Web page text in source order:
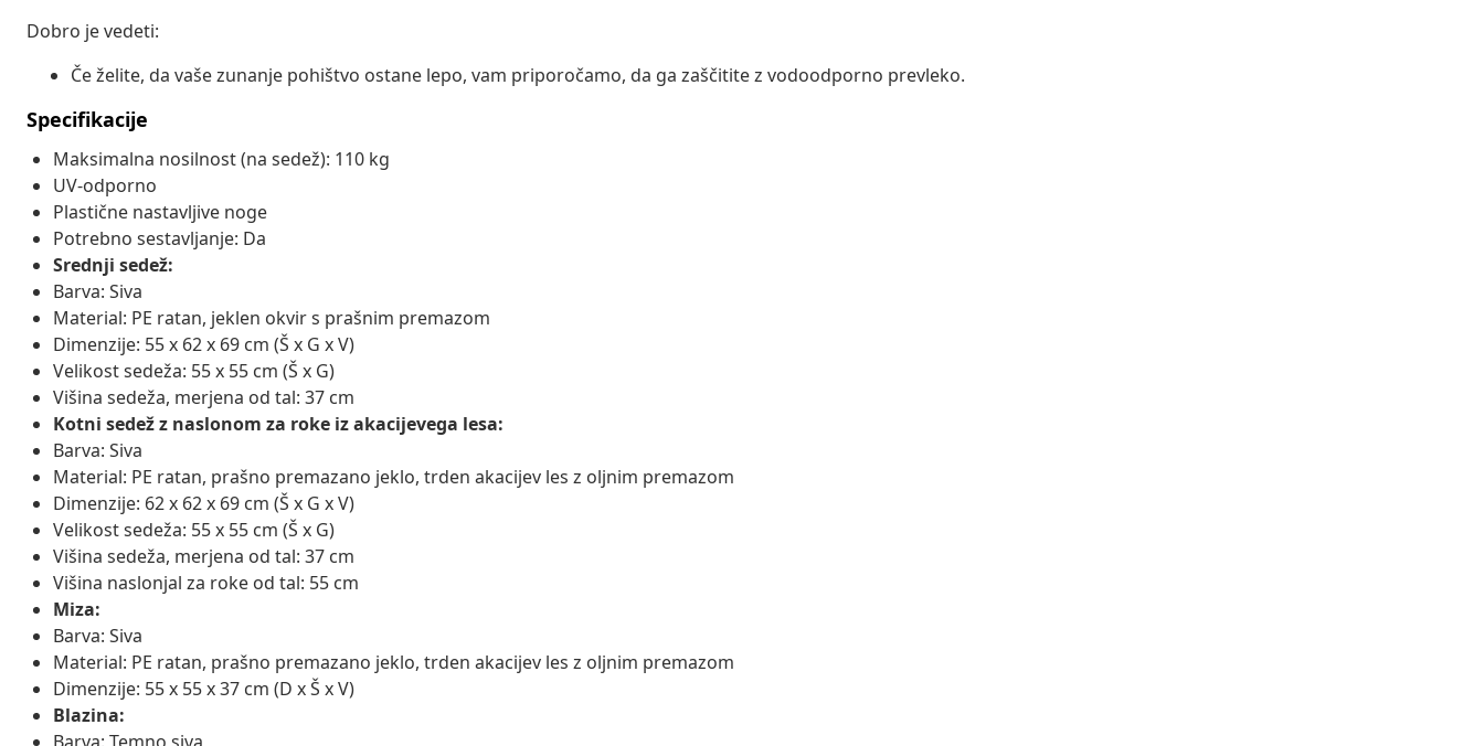
Dobro je vedeti:
Če želite, da vaše zunanje pohištvo ostane lepo, vam priporočamo, da ga zaščitite z vodoodporno prevleko.
Specifikacije
Maksimalna nosilnost (na sedež): 110 kg
UV-odporno
Plastične nastavljive noge
Potrebno sestavljanje: Da
Srednji sedež:
Barva: Siva
Material: PE ratan, jeklen okvir s prašnim premazom
Dimenzije: 55 x 62 x 69 cm (Š x G x V)
Velikost sedeža: 55 x 55 cm (Š x G)
Višina sedeža, merjena od tal: 37 cm
Kotni sedež z naslonom za roke iz akacijevega lesa:
Barva: Siva
Material: PE ratan, prašno premazano jeklo, trden akacijev les z oljnim premazom
Dimenzije: 62 x 62 x 69 cm (Š x G x V)
Velikost sedeža: 55 x 55 cm (Š x G)
Višina sedeža, merjena od tal: 37 cm
Višina naslonjal za roke od tal: 55 cm
Miza:
Barva: Siva
Material: PE ratan, prašno premazano jeklo, trden akacijev les z oljnim premazom
Dimenzije: 55 x 55 x 37 cm (D x Š x V)
Blazina: